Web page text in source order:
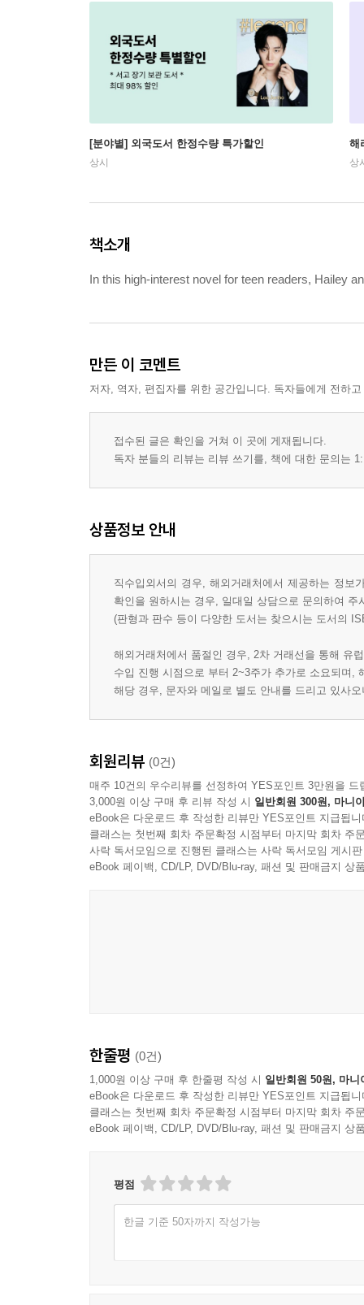
[분야별] 외국도서 한정수량 특가할인
상시
해
상
책소개
In this high-interest novel for teen readers, Hailey
만든 이 코멘트
저자, 역자, 편집자를 위한 공간입니다. 독자들에게 전하
접수된 글은 확인을 거쳐 이 곳에 게재됩니다.
독자 분들의 리뷰는 리뷰 쓰기를, 책에 대한 문의는
상품정보 안내
직수입외서의 경우, 해외거래처에서 제공하는 정
확인을 원하시는 경우, 일대일 상담으로 문의하여 주
(판형과 판수 등이 다양한 도서는 찾으시는 도서의
해외거래처에서 품절인 경우, 2차 거래선을 통해 유
수입 진행 시점으로 부터 2~3주가 추가로 소요되며,
해당 경우, 문자와 메일로 별도 안내를 드리고 있사
회원리뷰 (0건)
매주 10건의 우수리뷰를 선정하여 YES포인트 3만원을 드
3,000원 이상 구매 후 리뷰 작성 시 일반회원 300원, 마니
eBook은 다운로드 후 작성한 리뷰만 YES포인트 지급됩니
클래스는 첫번째 회차 주문확정 시점부터 마지막 회차 주
사락 독서모임으로 진행된 클래스는 사락 독서모임 게시
eBook 페이백, CD/LP, DVD/Blu-ray, 패션 및 판매금지 상
한줄평 (0건)
1,000원 이상 구매 후 한줄평 작성 시 일반회원 50원, 마니
eBook은 다운로드 후 작성한 리뷰만 YES포인트 지급됩니
클래스는 첫번째 회차 주문확정 시점부터 마지막 회차 주
eBook 페이백, CD/LP, DVD/Blu-ray, 패션 및 판매금지 상
평점
한글 기준 50자까지 작성가능